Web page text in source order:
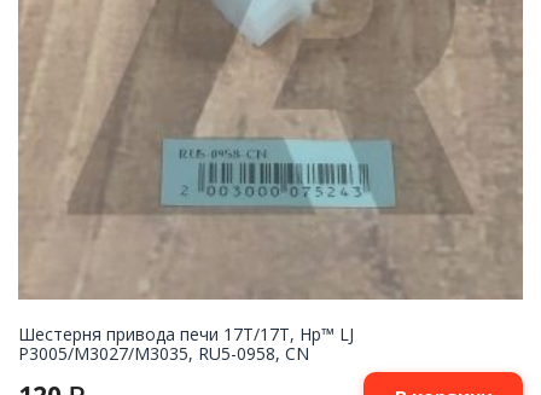
Шестерня привода печи 17T/17T, Hp™ LJ
P3005/M3027/M3035, RU5-0958, CN